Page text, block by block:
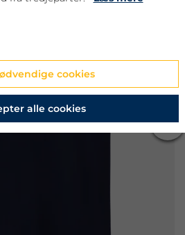
›
cookies
alle cookies